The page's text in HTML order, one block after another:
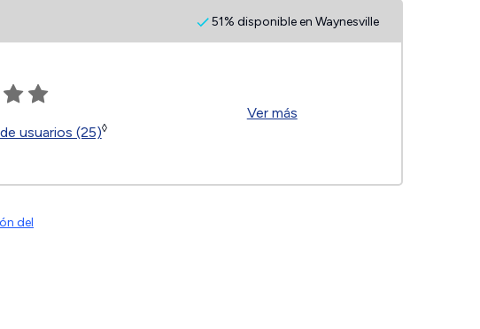
51% disponible en Waynesville
usuarios (25)◊
Ver más
del